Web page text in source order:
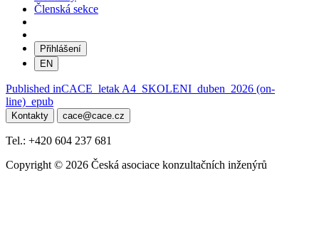
Členská sekce
Přihlášení
EN
Navigace
pro
příspěvek
Published inCACE_letak A4_SKOLENI_duben_2026 (on-
line)_epub
Kontakty cace@cace.cz
Tel.: +420 604 237 681
Copyright © 2026 Česká asociace konzultačních inženýrů